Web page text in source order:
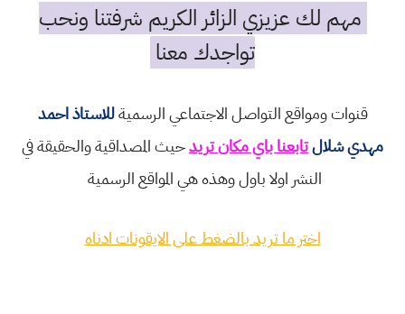
مهم لك عزيزي الزائر الكريم شرفتنا ونحب
تواجدك معنا
قنوات ومواقع التواصل الاجتماعي الرسميةللاستاذ احمد
مهدي شلالتابعنا باي مكان تريدحيث المصداقية والحقيقة في
النشر اولا باول وهذه هي المواقع الرسمية
اختر ما تريد بالضغط على الايقونات ادناه